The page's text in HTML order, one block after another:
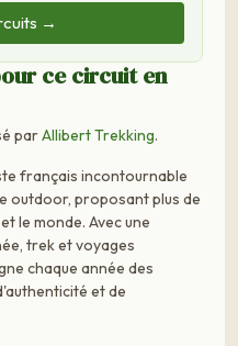
→
ce circuit en
parAllibert Trekking.
français incontournable
outdoor, proposant plus de
le monde. Avec une
trek et voyages
chaque année des
et de